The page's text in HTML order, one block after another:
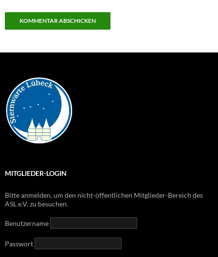
MITGLIEDER-LOGIN
Bitte anmelden, um den nicht-öffentlichen Mitglieder-Bereich des
ASL e.V. zu besuchen.
Benutzername
Passwort